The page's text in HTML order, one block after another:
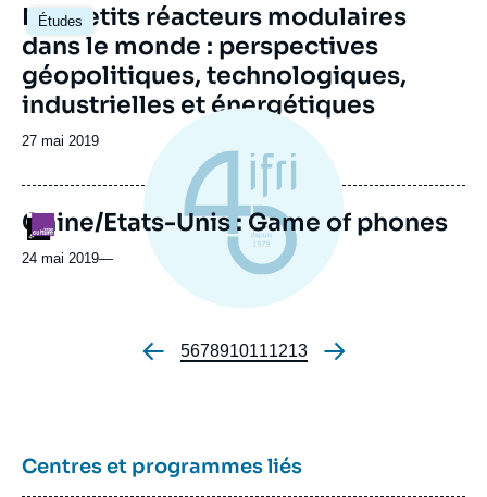
Études
Image
principale
Les petits réacteurs modulaires
dans le monde : perspectives
géopolitiques, technologiques,
industrielles et énergétiques
Date
publication
27 mai 2019
Logo
Chine/Etats-Unis : Game of phones
24 mai 2019—
Pagination
Page
5Page
6Page
7Page
8Page
9Page
10Page
11Page
12Page
13
Centres et programmes liés